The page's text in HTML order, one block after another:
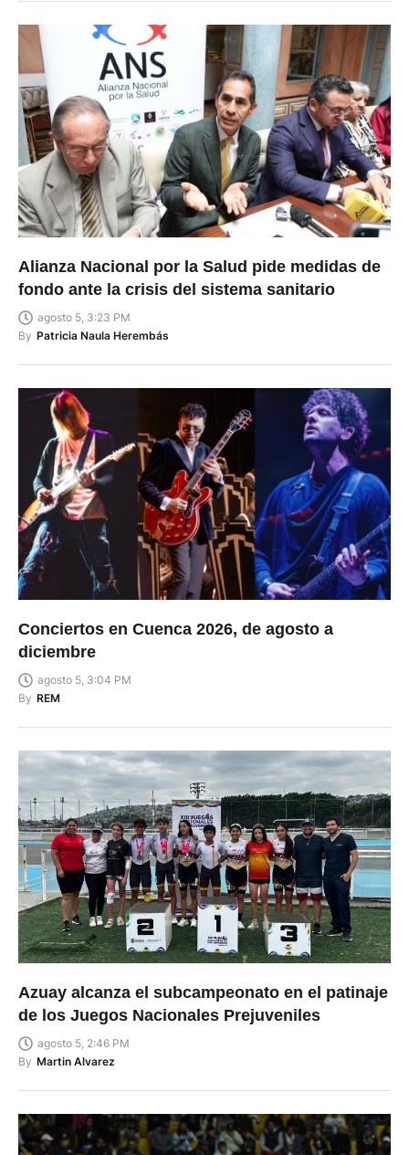
Alianza Nacional por la Salud pide medidas de
fondo ante la crisis del sistema sanitario
agosto 5, 3:23 PM
By Patricia Naula Herembás
Conciertos en Cuenca 2026, de agosto a
diciembre
agosto 5, 3:04 PM
By REM
Azuay alcanza el subcampeonato en el patinaje
de los Juegos Nacionales Prejuveniles
agosto 5, 2:46 PM
By Martin Alvarez